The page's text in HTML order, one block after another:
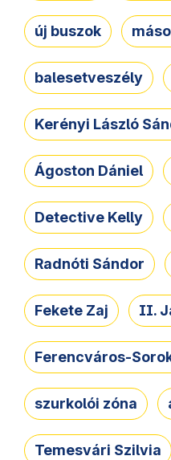
új buszok
balesetveszély
Kerényi László
Ágoston Dániel
Detective Kelly
Radnóti Sándor
Fekete Zaj II.
Ferencváros-
szurkolói zóna
Temesvári Szilvia